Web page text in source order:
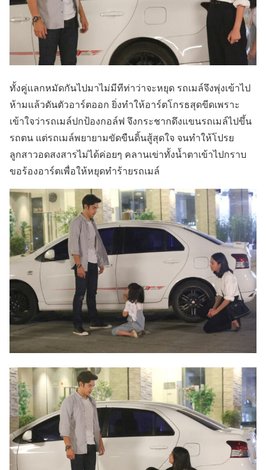
ทั้งคู่แลกหมัดกันไปมาไม่มีทีท่าว่าจะหยุด รถเมล์จึงพุ่งเข้าไป
ห้ามแล้วดันตัวอาร์ตออก ยิ่งทำให้อาร์ตโกรธสุดขีดเพราะ
เข้าใจว่ารถเมล์ปกป้องกอล์ฟ จึงกระชากดึงแขนรถเมล์ไปขึ้น
รถตน แต่รถเมล์พยายามขัดขืนดิ้นสู้สุดใจ จนทำให้โปรย
ลูกสาวอดสงสารไม่ได้ค่อยๆ คลานเข่าทั้งน้ำตาเข้าไปกราบ
ขอร้องอาร์ตเพื่อให้หยุดทำร้ายรถเมล์